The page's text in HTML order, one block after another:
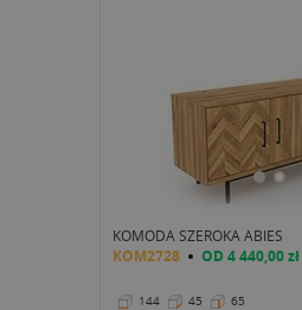
KOMODA SZEROKA ABIES
KOM2728 OD 4 440,00 zł
144 45 65